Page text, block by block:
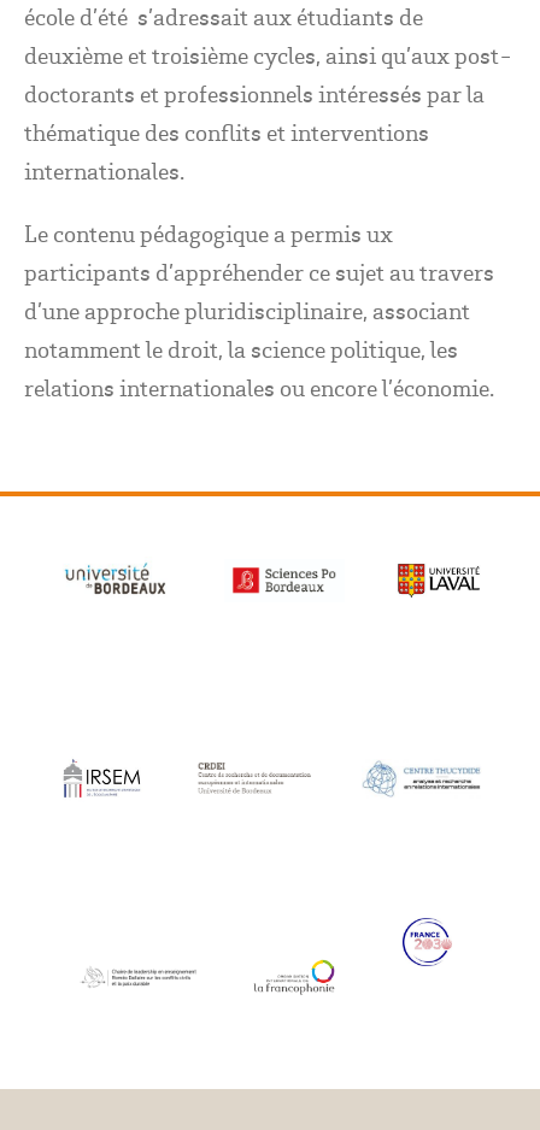
école d’été s’adressait aux étudiants de
deuxième et troisième cycles, ainsi qu’aux post-
doctorants et professionnels intéressés par la
thématique des conflits et interventions
internationales.
Le contenu pédagogique a permis ux
participants d’appréhender ce sujet au travers
d’une approche pluridisciplinaire, associant
notamment le droit, la science politique, les
relations internationales ou encore l’économie.